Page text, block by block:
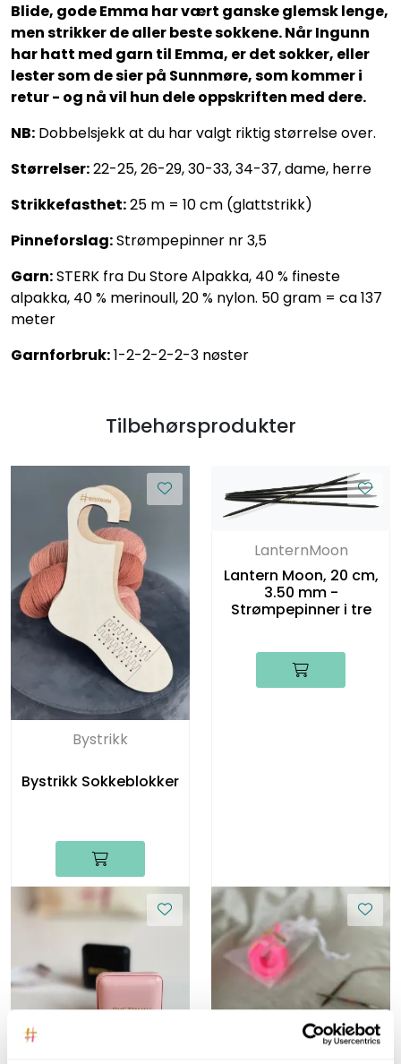
Blide, gode Emma har vært ganske glemsk lenge,
men strikker de aller beste sokkene. Når Ingunn
har hatt med garn til Emma, er det sokker, eller
lester som de sier på Sunnmøre, som kommer i
retur - og nå vil hun dele oppskriften med dere.
NB: Dobbelsjekk at du har valgt riktig størrelse over.
Størrelser:22-25, 26-29, 30-33, 34-37, dame, herre
Strikkefasthet:25 m = 10 cm (glattstrikk)
Pinneforslag:Strømpepinner nr 3,5
Garn:STERK fra Du Store Alpakka, 40 % fineste
alpakka, 40 % merinoull, 20 % nylon. 50 gram = ca 137
meter
Garnforbruk:1-2-2-2-2-3 nøster
Tilbehørsprodukter
Bystrikk
Bystrikk Sokkeblokker
LanternMoon
Lantern Moon, 20 cm,
3.50 mm -
Strømpepinner i tre